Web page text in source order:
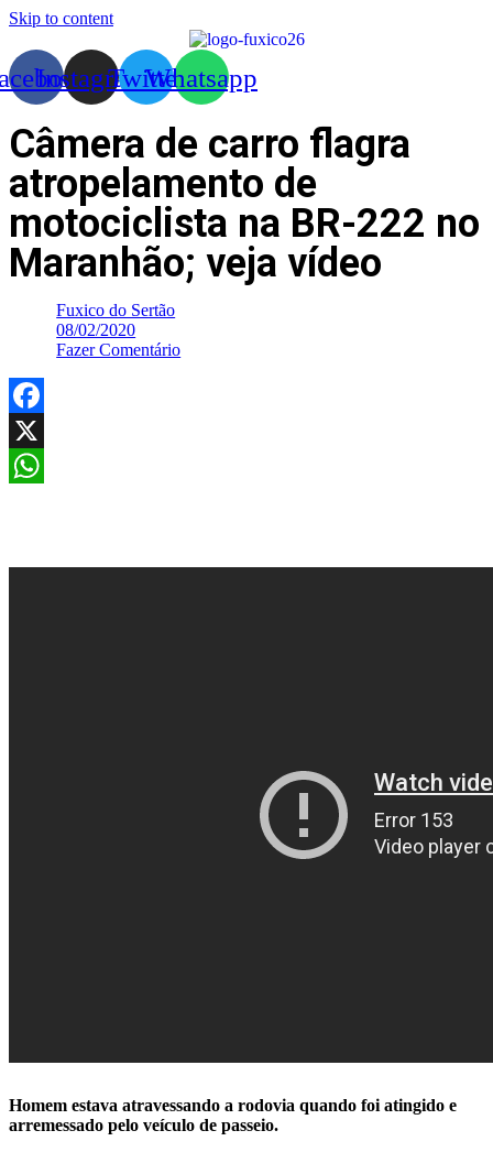
Skip to content
InstagramTwitterWhatsapp
Câmera de carro flagra
atropelamento de
motociclista na BR-222 no
Maranhão; veja vídeo
Fuxico do Sertão
08/02/2020
Fazer Comentário
Facebook
X
Homem estava atravessando a rodovia quando foi atingido e
arremessado pelo veículo de passeio.